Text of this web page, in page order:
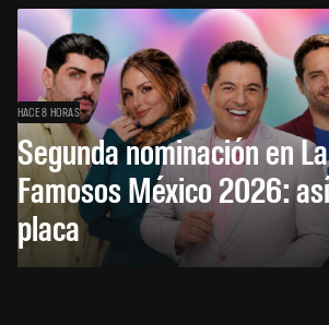
HACE 8 HORAS
Segunda nominación en
Famosos México 2026:
placa